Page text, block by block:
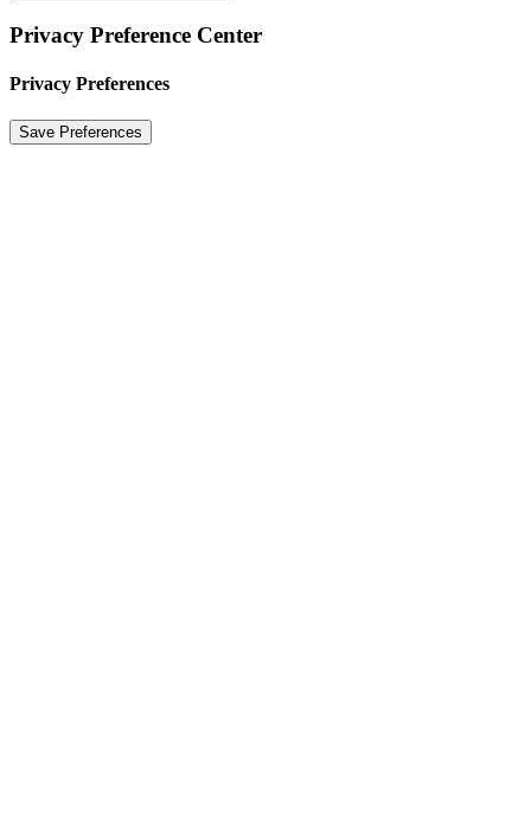
Privacy Preference Center
Privacy Preferences